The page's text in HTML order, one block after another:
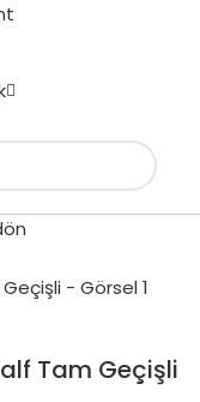
Tam Geçişli